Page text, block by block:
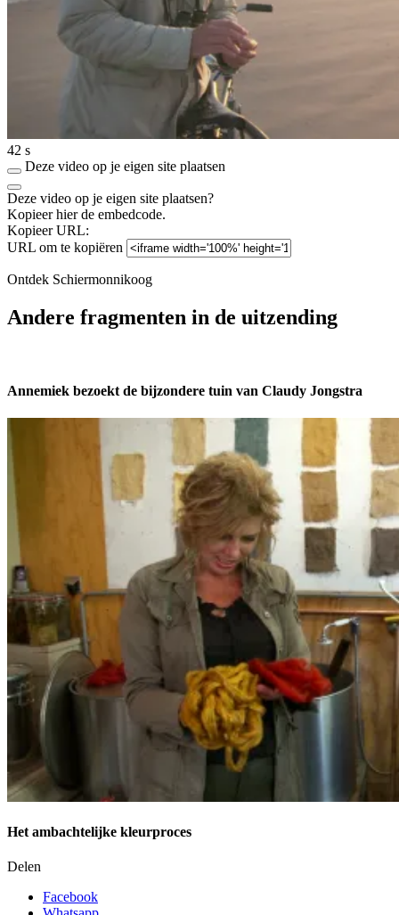
42 s
Deze video op je eigen site plaatsen
Deze video op je eigen site plaatsen?
Kopieer hier de embedcode.
Kopieer URL:
URL om te kopiëren
Ontdek Schiermonnikoog
Andere fragmenten in de uitzending
Annemiek bezoekt de bijzondere tuin van Claudy Jongstra
Het ambachtelijke kleurproces
Delen
Facebook